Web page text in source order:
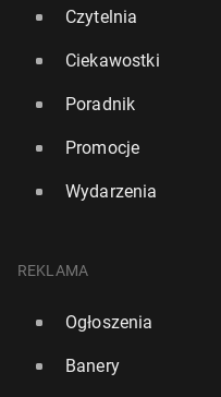
Czytelnia
Ciekawostki
Poradnik
Promocje
Wydarzenia
REKLAMA
Ogłoszenia
Banery